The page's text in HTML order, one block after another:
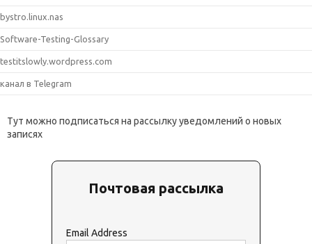
bystro.linux.nas
Software-Testing-Glossary
testitslowly.wordpress.com
канал в Telegram
Тут можно подписаться на рассылку уведомлений о новых
записях
Почтовая рассылка
Email Address